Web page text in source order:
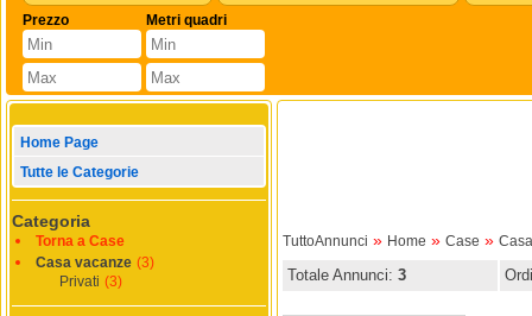
Prezzo Metri quadri
Home Page
Tutte le Categorie
Categoria
Torna a Case
Casa vacanze (3)
Privati (3)
TuttoAnnunci » Home » Case »
Totale Annunci: 3